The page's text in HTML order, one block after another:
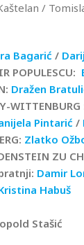
/
Bagarić /
POPULESCU:
Dražen
WITTENBURG
Pintarić /
Zlatko
ZU
Damir
Habuš
Stašić